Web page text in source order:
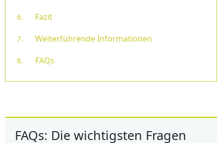
Fazit
Weiterführende Informationen
FAQs
FAQs: Die wichtigsten Fragen